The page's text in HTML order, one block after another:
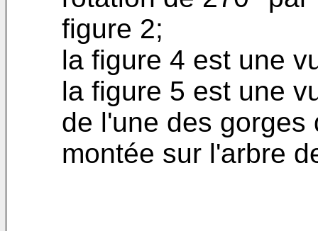
figure 2;
la figure 4 est une
la figure 5 est une
de l'une des gorges
montée sur l'arbre